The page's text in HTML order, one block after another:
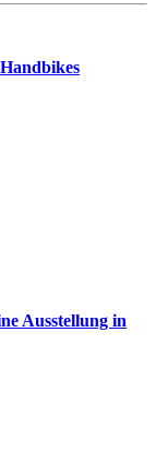
Ausstellung in